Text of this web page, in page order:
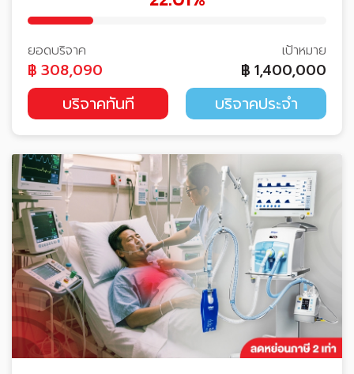
ยอดบริจาค
฿ 308,090
เป้าหมาย
฿ 1,400,000
บริจาคทันที บริจาคประจำ